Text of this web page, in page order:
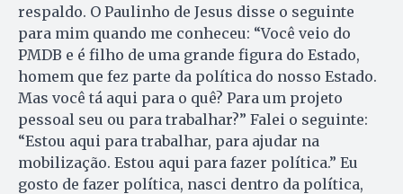
respaldo. O Paulinho de Jesus disse o seguinte
para mim quando me conheceu: “Você veio do
PMDB e é filho de uma grande figura do Estado,
homem que fez parte da política do nosso Estado.
Mas você tá aqui para o quê? Para um projeto
pessoal seu ou para trabalhar?” Falei o seguinte:
“Estou aqui para trabalhar, para ajudar na
mobilização. Estou aqui para fazer política.” Eu
gosto de fazer política, nasci dentro da política,